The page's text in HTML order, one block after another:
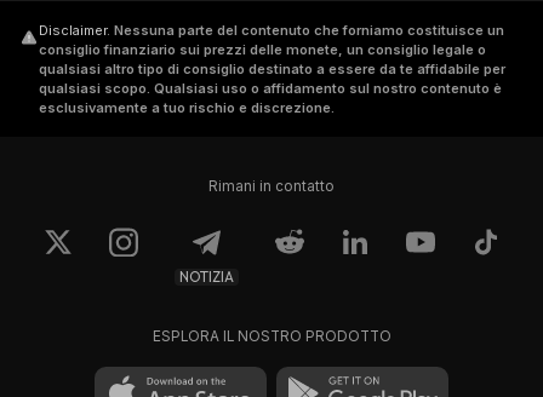
Disclaimer. Nessuna parte del contenuto che forniamo costituisce un
consiglio finanziario sui prezzi delle monete, un consiglio legale o
qualsiasi altro tipo di consiglio destinato a essere da te affidabile per
qualsiasi scopo. Qualsiasi uso o affidamento sul nostro contenuto è
esclusivamente a tuo rischio e discrezione.
Rimani in contatto
NOTIZIA
ESPLORA IL NOSTRO PRODOTTO